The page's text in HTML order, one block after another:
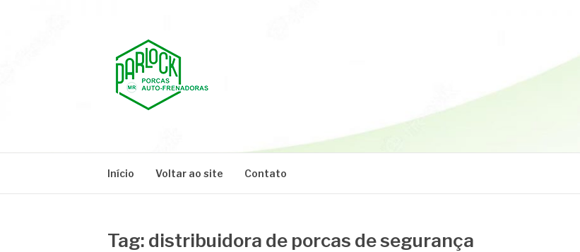
Início Voltar ao site Contato
Tag: distribuidora de porcas de segurança